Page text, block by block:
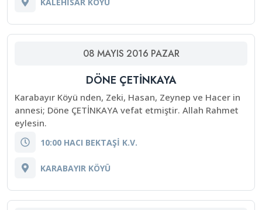
08 MAYIS 2016 PAZAR
DÖNE ÇETİNKAYA
Karabayır Köyü nden, Zeki, Hasan, Zeynep ve Hacer in
annesi; Döne ÇETİNKAYA vefat etmiştir. Allah Rahmet
eylesin.
10:00 HACI BEKTAŞİ K.V.
KARABAYIR KÖYÜ